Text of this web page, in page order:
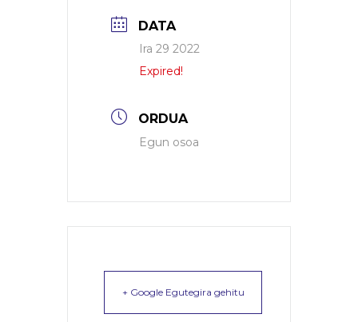
DATA
Ira 29 2022
Expired!
ORDUA
Egun osoa
+ Google Egutegira gehitu